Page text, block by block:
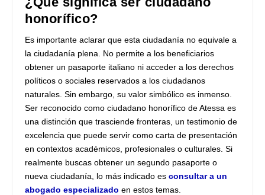
honorífico?
Es importante aclarar que esta ciudadanía no equivale a
la ciudadanía plena. No permite a los beneficiarios
obtener un pasaporte italiano ni acceder a los derechos
políticos o sociales reservados a los ciudadanos
naturales. Sin embargo, su valor simbólico es inmenso.
Ser reconocido como ciudadano honorífico de Atessa es
una distinción que trasciende fronteras, un testimonio de
excelencia que puede servir como carta de presentación
en contextos académicos, profesionales o culturales. Si
realmente buscas obtener un segundo pasaporte o
nueva ciudadanía, lo más indicado esconsultar a un
abogado especializado en estos temas.